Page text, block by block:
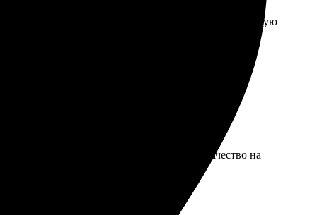
Доставили в срок, никаких проблем. Рекомендую
обработали заявку и отправили. Качество на